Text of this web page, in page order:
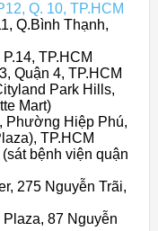
Q. 10, TP.HCM
Q.Bình Thạnh,
TP.HCM
Quận 4, TP.HCM
Park Hills,
Mart)
Phường Hiệp Phú,
TP.HCM
bệnh viện quận
275 Nguyễn Trãi,
87 Nguyễn